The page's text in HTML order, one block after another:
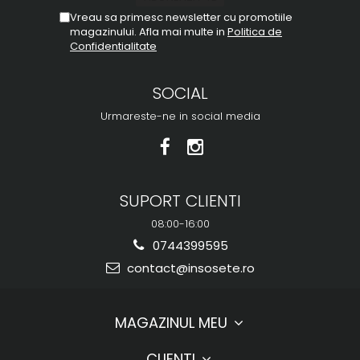
Vreau sa primesc newsletter cu promotiile
magazinului. Afla mai multe in Politica de
Confidentialitate
SOCIAL
Urmareste-ne in social media
SUPORT CLIENTI
08:00-16:00
0744399595
contact@insosete.ro
MAGAZINUL MEU